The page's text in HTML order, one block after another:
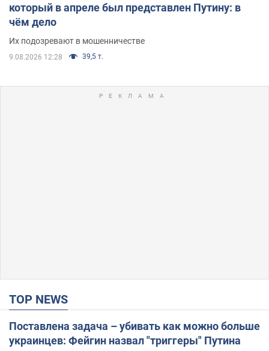
который в апреле был представлен Путину: в
чём дело
Их подозревают в мошенничестве
9.08.2026 12:28 39,5 т.
TOP NEWS
Поставлена задача – убивать как можно больше
украинцев: Фейгин назвал "триггеры" Путина